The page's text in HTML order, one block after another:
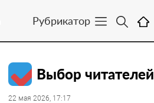
Рубрикатор
Выбор читателей
22 мая 2026, 17:17